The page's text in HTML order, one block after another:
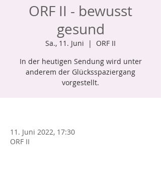
ORF II - bewusst
gesund
Sa., 11. Juni
  |
ORF II
In der heutigen Sendung wird unter
anderem der Glücksspaziergang
vorgestellt.
11. Juni 2022, 17:30
ORF II